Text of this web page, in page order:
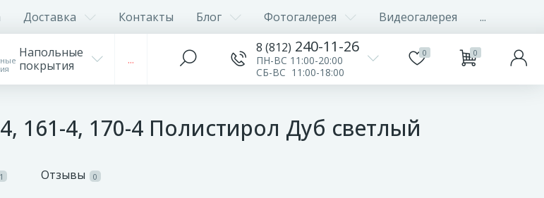
Доставка Контакты Блог Фотогалерея Видеогалерея ...
Напольные
покрытия
...
8 (812) 240-11-26
ПН-ВС 11:00-20:00
СБ-ВС 11:00-18:00
0 0
161-4, 170-4 Полистирол Дуб светлый
1 Отзывы 0